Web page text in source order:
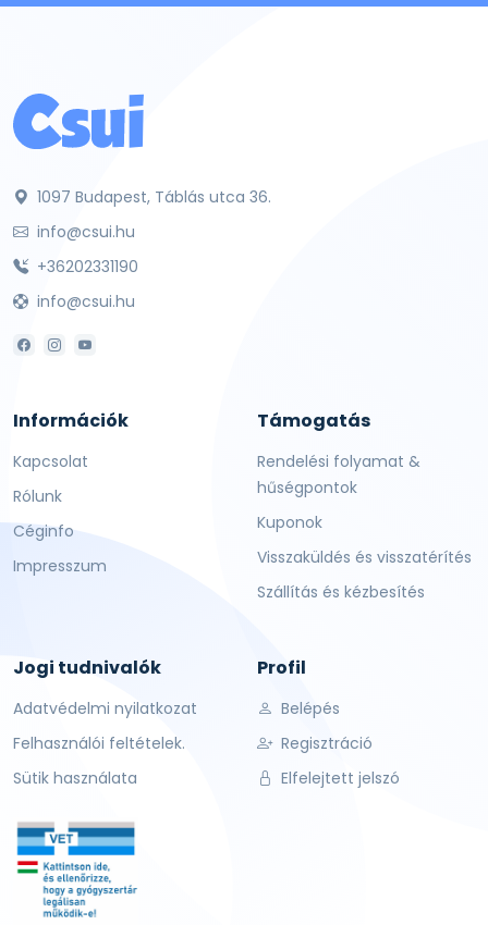
1097 Budapest, Táblás utca 36.
info@csui.hu
+36202331190
info@csui.hu
Információk
Kapcsolat
Rólunk
Céginfo
Impresszum
Támogatás
Rendelési folyamat &
hűségpontok
Kuponok
Visszaküldés és visszatérítés
Szállítás és kézbesítés
Jogi tudnivalók
Adatvédelmi nyilatkozat
Felhasználói feltételek.
Sütik használata
Profil
Belépés
Regisztráció
Elfelejtett jelszó